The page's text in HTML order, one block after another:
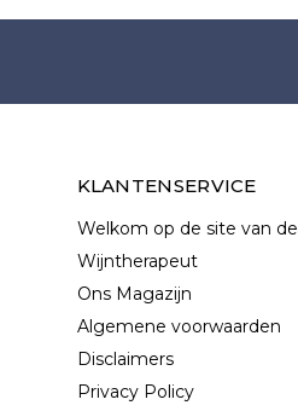
KLANTENSERVICE
Welkom op de site van de
Wijntherapeut
Ons Magazijn
Algemene voorwaarden
Disclaimers
Privacy Policy